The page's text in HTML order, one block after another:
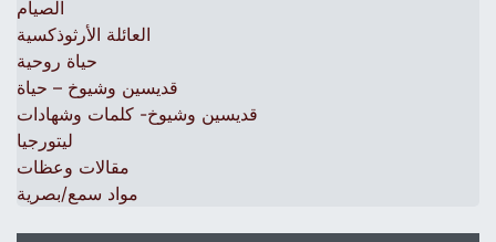
الصيام
العائلة الأرثوذكسية
حياة روحية
قديسين وشيوخ – حياة
قديسين وشيوخ- كلمات وشهادات
ليتورجيا
مقالات وعظات
مواد سمع/بصرية